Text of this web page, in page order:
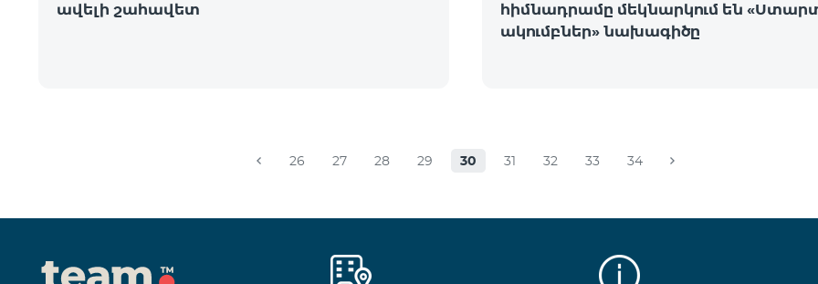
ավելի շահավետ
հիմնադրամը մեկնարկում են
ակումբներ» նախագիծը
26 27 28 29 30 31 32 33 34